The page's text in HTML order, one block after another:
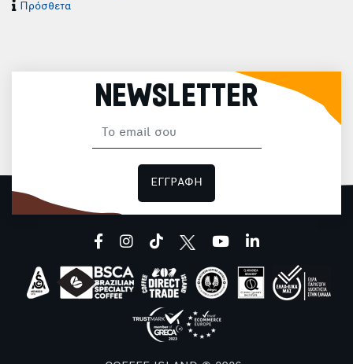
Πρόσθετα
NEWSLETTER
ΕΓΓΡΑΦΗ
facebookinstagram
tiktok youtubelinkedin